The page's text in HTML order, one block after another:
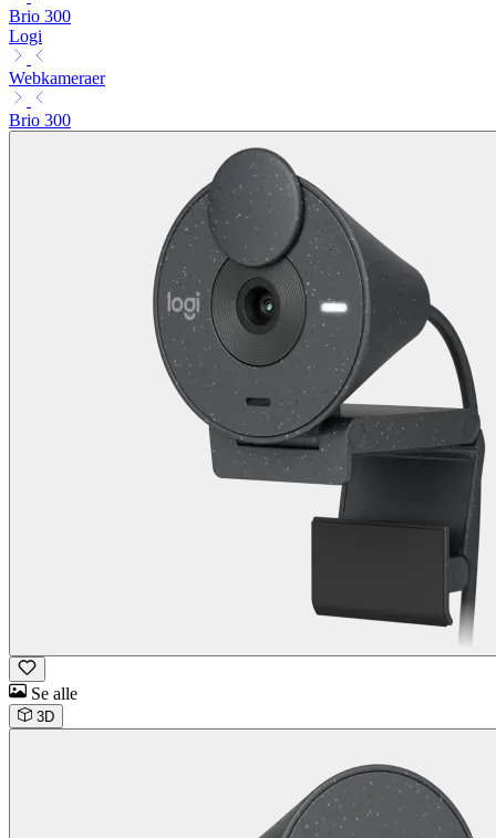
Brio 300
Logi
Webkameraer
Brio 300
Se alle
3D